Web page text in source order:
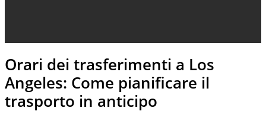
Orari dei trasferimenti a Los
Angeles: Come pianificare il
trasporto in anticipo